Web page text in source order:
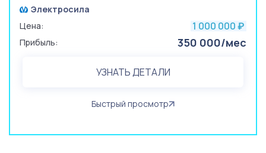
Электросила
Цена:
1 000 000 ₽
Прибыль: 350 000/мес
УЗНАТЬ ДЕТАЛИ
Быстрый просмотр